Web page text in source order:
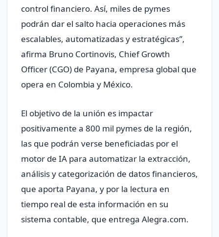
control financiero. Así, miles de pymes
podrán dar el salto hacia operaciones más
escalables, automatizadas y estratégicas”,
afirma Bruno Cortinovis, Chief Growth
Officer (CGO) de Payana, empresa global que
opera en Colombia y México.
El objetivo de la unión es impactar
positivamente a 800 mil pymes de la región,
las que podrán verse beneficiadas por el
motor de IA para automatizar la extracción,
análisis y categorización de datos financieros,
que aporta Payana, y por la lectura en
tiempo real de esta información en su
sistema contable, que entrega Alegra.com.